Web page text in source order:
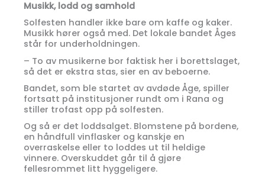
Musikk, lodd og samhold
Solfesten handler ikke bare om kaffe og kaker.
Musikk hører også med. Det lokale bandet Åges
står for underholdningen.
– To av musikerne bor faktisk her i borettslaget,
så det er ekstra stas, sier en av beboerne.
Bandet, som ble startet av avdøde Åge, spiller
fortsatt på institusjoner rundt om i Rana og
stiller trofast opp på solfesten.
Og så er det loddsalget. Blomstene på bordene,
en håndfull vinflasker og kanskje en
overraskelse eller to loddes ut til heldige
vinnere. Overskuddet går til å gjøre
fellesrommet litt hyggeligere.